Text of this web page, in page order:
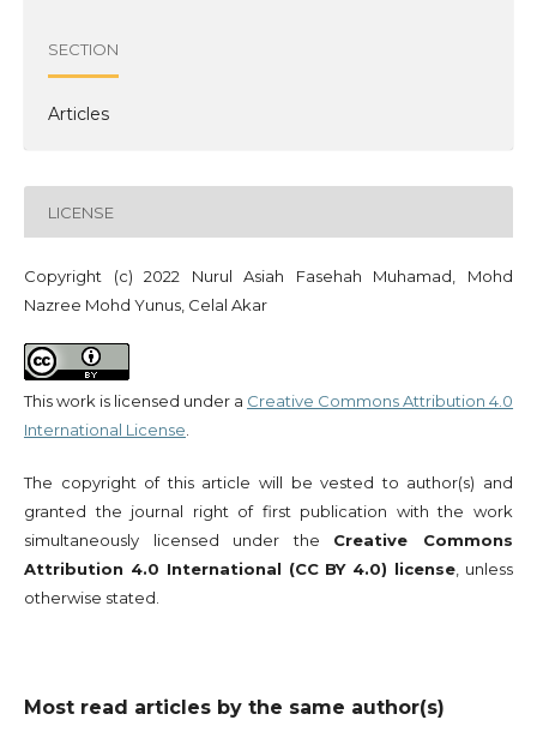
SECTION
Articles
LICENSE
Copyright (c) 2022 Nurul Asiah Fasehah Muhamad, Mohd
Nazree Mohd Yunus, Celal Akar
This work is licensed under a Creative Commons Attribution 4.0
International License.
The copyright of this article will be vested to author(s) and
granted the journal right of first publication with the work
simultaneously licensed under the Creative Commons
Attribution 4.0 International (CC BY 4.0) license, unless
otherwise stated.
Most read articles by the same author(s)